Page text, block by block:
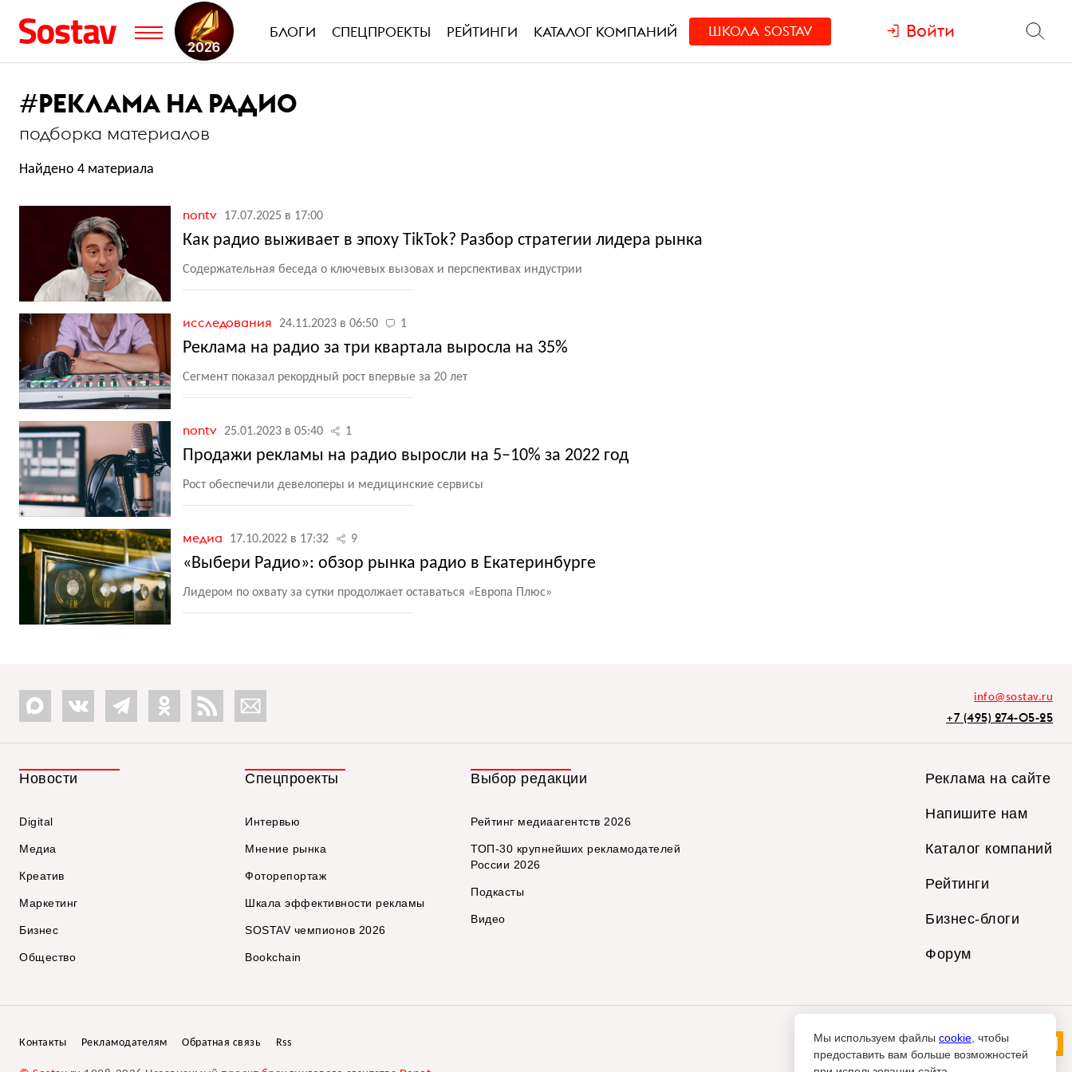
БЛОГИ СПЕЦПРОЕКТЫ РЕЙТИНГИ КАТАЛОГ КОМПАНИЙ ШКОЛА SOSTAV Войти
#РЕКЛАМА НА РАДИО
подборка материалов
Найдено 4 материала
nontv 17.07.2025 в 17:00
Как радио выживает в эпоху TikTok? Разбор стратегии лидера рынка
Содержательная беседа о ключевых вызовах и перспективах индустрии
исследования 24.11.2023 в 06:50 1
Реклама на радио за три квартала выросла на 35%
Сегмент показал рекордный рост впервые за 20 лет
nontv 25.01.2023 в 05:40 1
Продажи рекламы на радио выросли на 5–10% за 2022 год
Рост обеспечили девелоперы и медицинские сервисы
медиа 17.10.2022 в 17:32 9
«Выбери Радио»: обзор рынка радио в Екатеринбурге
Лидером по охвату за сутки продолжает оставаться «Европа Плюс»
info@sostav.ru
+7 (495) 274-05-25
Новости
Digital
Медиа
Креатив
Маркетинг
Бизнес
Общество
Спецпроекты
Интервью
Мнение рынка
Фоторепортаж
Шкала эффективности рекламы
SOSTAV чемпионов 2026
Bookchain
Выбор редакции
Рейтинг медиаагентств 2026
ТОП-30 крупнейших рекламодателей
России 2026
Подкасты
Видео
Реклама на сайте
Напишите нам
Каталог компаний
Рейтинги
Бизнес-блоги
Форум
Контакты Рекламодателям Обратная связь Rss Мы используем файлы cookie , чтобы
предоставить вам больше возможностей